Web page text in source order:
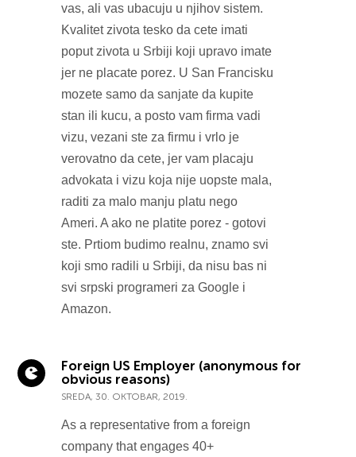
vas, ali vas ubacuju u njihov sistem.
Kvalitet zivota tesko da cete imati
poput zivota u Srbiji koji upravo imate
jer ne placate porez. U San Francisku
mozete samo da sanjate da kupite
stan ili kucu, a posto vam firma vadi
vizu, vezani ste za firmu i vrlo je
verovatno da cete, jer vam placaju
advokata i vizu koja nije uopste mala,
raditi za malo manju platu nego
Ameri. A ako ne platite porez - gotovi
ste. Prtiom budimo realnu, znamo svi
koji smo radili u Srbiji, da nisu bas ni
svi srpski programeri za Google i
Amazon.
Foreign US Employer (anonymous for
obvious reasons)
SREDA, 30. OKTOBAR, 2019.
As a representative from a foreign
company that engages 40+